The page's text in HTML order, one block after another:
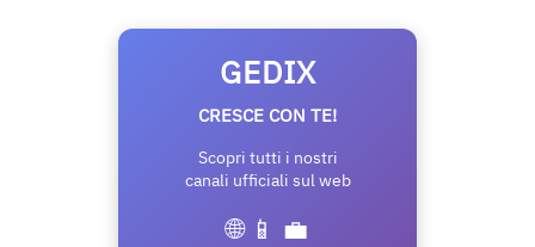
GEDIX
CRESCE CON TE!
Scopri tutti i nostri
canali ufficiali sul web
🌐 📱 💼